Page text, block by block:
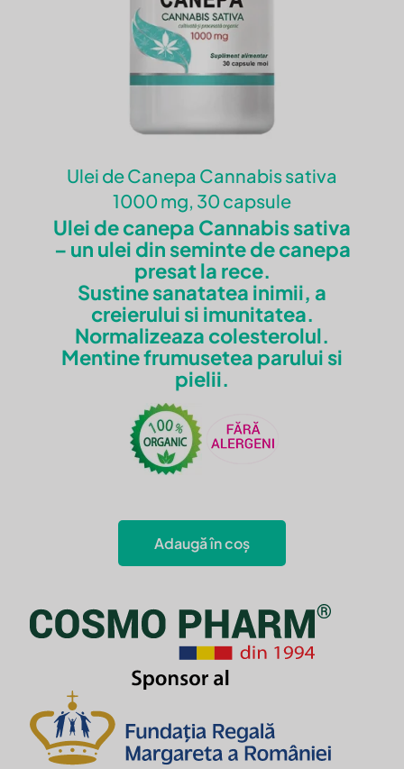
produsului.
Ulei de Canepa Cannabis sativa
1000 mg, 30 capsule
Ulei de canepa Cannabis sativa
– un ulei din seminte de canepa
presat la rece.
Sustine sanatatea inimii, a
creierului si imunitatea.
Normalizeaza colesterolul.
Mentine frumusetea parului si
pielii.
Adaugă în coș